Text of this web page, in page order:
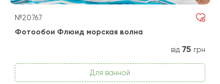
№20767
Фотообои Флюид морская волна
від 75 грн
Для ванной